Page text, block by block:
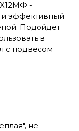
Х12МФ -
и эффективный
Подойдет
в
с подвесом
не